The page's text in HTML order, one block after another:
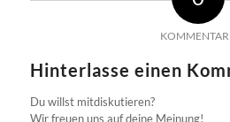
Hinterlasse einen
Du willst mitdiskutieren?
Wir freuen uns auf deine Meinung!